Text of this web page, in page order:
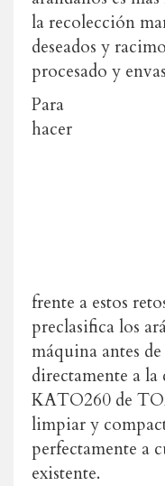
la recolección
deseados y
procesado y
Para
hacer
frente a estos
preclasifica los
máquina antes
directamente a
KATO260 de
limpiar y
perfectamente a
existente.